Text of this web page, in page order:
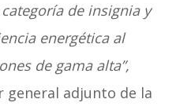
de insignia y
energética al
de gama alta”,
general adjunto de la